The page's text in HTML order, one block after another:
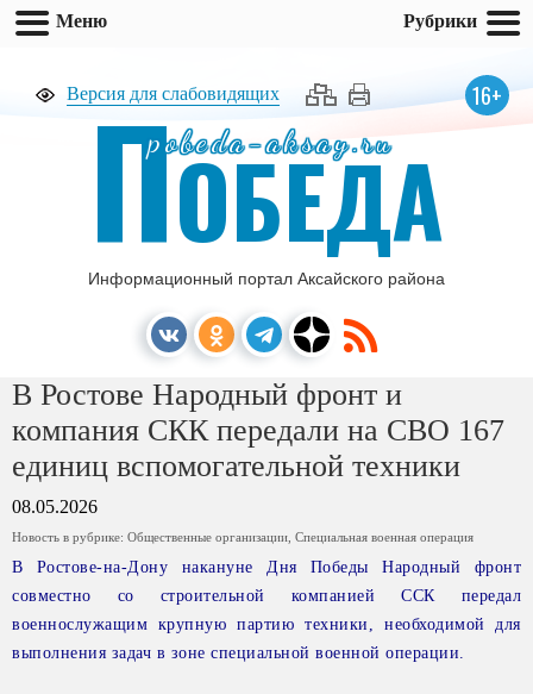
Версия для слабовидящих 16+
pobeda-aksay.ru
ПОБЕДА
Информационный портал Аксайского района
В Ростове Народный фронт и
компания СКК передали на СВО 167
единиц вспомогательной техники
08.05.2026
Новость в рубрике: Общественные организации Специальная военная операция
В Ростове-на-Дону накануне Дня Победы Народный фронт
совместно со строительной компанией ССК передал
военнослужащим крупную партию техники, необходимой для
выполнения задач в зоне специальной военной операции.
Меню Рубрики